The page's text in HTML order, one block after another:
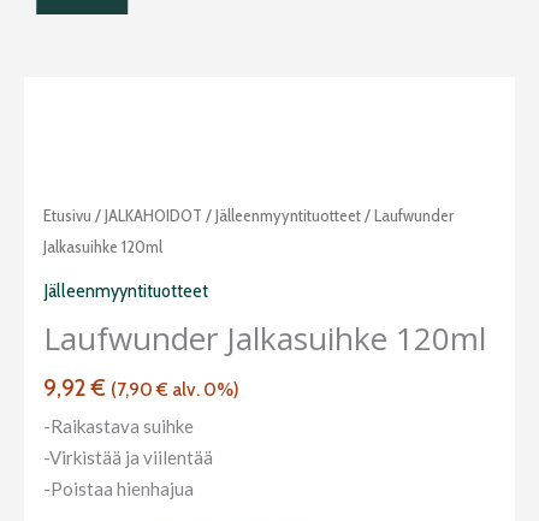
Etusivu /JALKAHOIDOT /Jälleenmyyntituotteet/ Laufwunder
Jalkasuihke 120ml
Jälleenmyyntituotteet
Laufwunder Jalkasuihke 120ml
9,92€ (7,90€ alv. 0%)
-Raikastava suihke
-Virkistää ja viilentää
-Poistaa hienhajua
Laufwunder
jalkasuihke
120ml
määrä